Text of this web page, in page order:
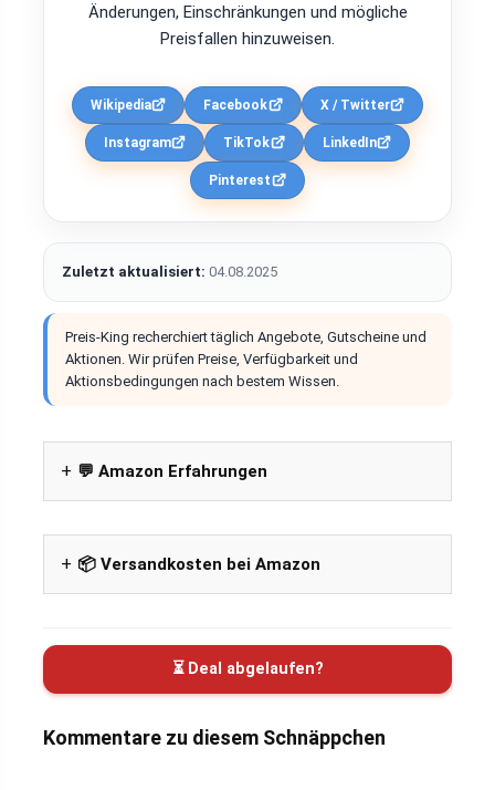
Änderungen, Einschränkungen und mögliche
Preisfallen hinzuweisen.
Wikipedia Facebook X / Twitter
Instagram TikTok LinkedIn
Pinterest
Zuletzt aktualisiert: 04.08.2025
Preis-King recherchiert täglich Angebote, Gutscheine und
Aktionen. Wir prüfen Preise, Verfügbarkeit und
Aktionsbedingungen nach bestem Wissen.
💬 Amazon Erfahrungen
📦 Versandkosten bei Amazon
⏳ Deal abgelaufen?
Kommentare zu diesem Schnäppchen